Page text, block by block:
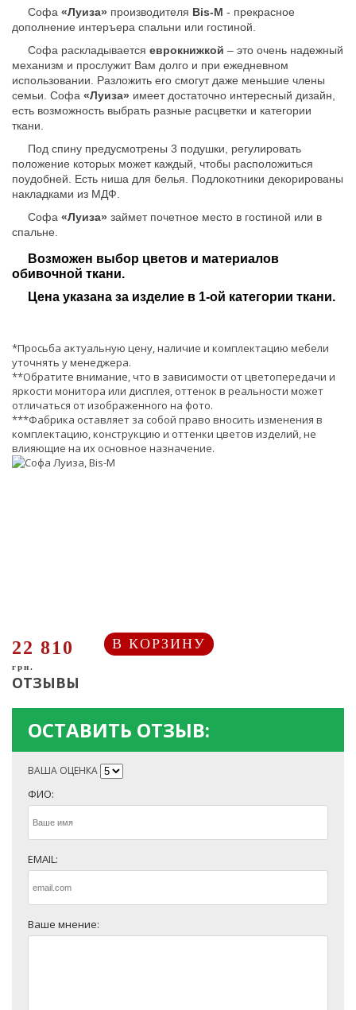
Софа «Луиза» производителя Bis-M - прекрасное
дополнение интеръера спальни или гостиной.
Софа раскладывается еврокнижкой – это очень надежный
механизм и прослужит Вам долго и при ежедневном
использовании. Разложить его смогут даже меньшие члены
семьи. Софа «Луиза» имеет достаточно интересный дизайн,
есть возможность выбрать разные расцветки и категории
ткани.
Под спину предусмотрены 3 подушки, регулировать
положение которых может каждый, чтобы расположиться
поудобней. Есть ниша для белья. Подлокотники декорированы
накладками из МДФ.
Софа «Луиза» займет почетное место в гостиной или в
спальне.
Возможен выбор цветов и материалов
обивочной ткани.
Цена указана за изделие в 1-ой категории ткани.
*Просьба актуальную цену, наличие и комплектацию мебели
уточнять у менеджера.
**Обратите внимание, что в зависимости от цветопередачи и
яркости монитора или дисплея, оттенок в реальности может
отличаться от изображенного на фото.
***Фабрика оставляет за собой право вносить изменения в
комплектацию, конструкцию и оттенки цветов изделий, не
влияющие на их основное назначение.
22 810
грн.
В КОРЗИНУ
ОТЗЫВЫ
ОСТАВИТЬ ОТЗЫВ:
ВАША ОЦЕНКА
ФИО:
EMAIL:
Ваше мнение: